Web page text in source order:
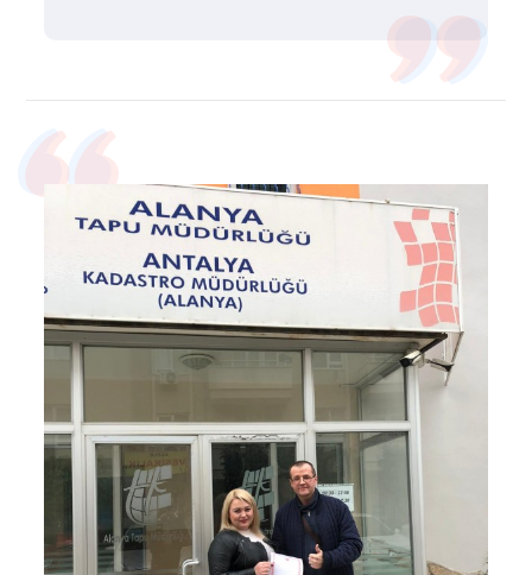
Процветания, расширения профессионального
горизонта и роста продаж! Пусть каждый год
успешной работы выводит вашу фирму на
более высокий уровень! Мы желаем, чтобы
ответственность, слаженность действия,
амбиции всегда были вознаграждены
достойной прибылью, стабильностью и
благодарностью ваших клиентов, одними из
которых являемся и мы!!!